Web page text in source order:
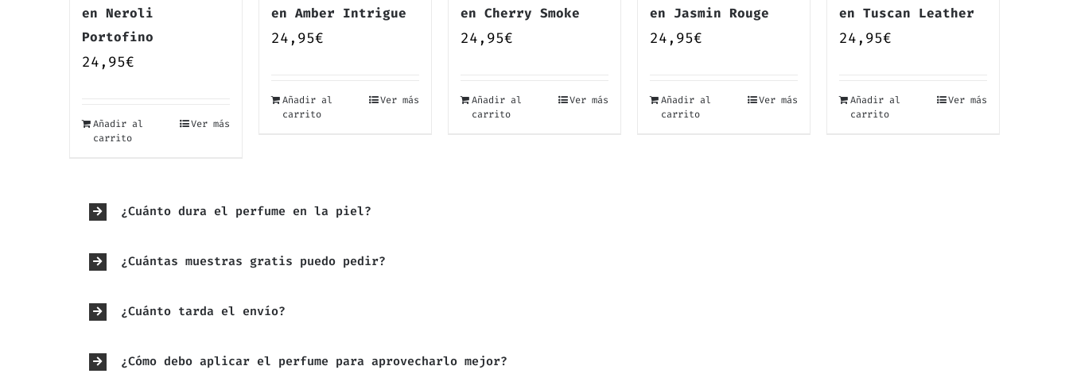
en Neroli
Portofino
24,95€
Añadir al
carrito
Ver más
en Amber Intrigue
24,95€
Añadir al
carrito
Ver más
en Cherry Smoke
24,95€
Añadir al
carrito
Ver más
en Jasmin Rouge
24,95€
Añadir al
carrito
Ver más
en Tuscan Leather
24,95€
Añadir al
carrito
Ver más
¿Cuánto dura el perfume en la piel?
¿Cuántas muestras gratis puedo pedir?
¿Cuánto tarda el envío?
¿Cómo debo aplicar el perfume para aprovecharlo mejor?